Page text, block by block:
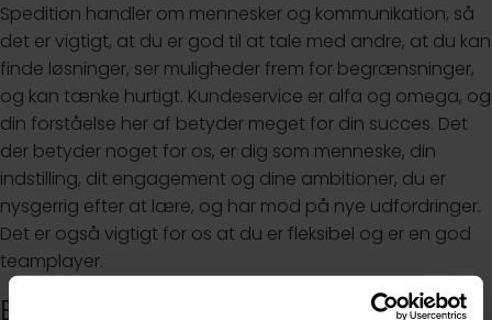
Spedition handler om mennesker og kommunikation, så
det er vigtigt, at du er god til at tale med andre, at du kan
finde løsninger, ser muligheder frem for begrænsninger,
og kan tænke hurtigt. Kundeservice er alfa og omega, og
din forståelse her af betyder meget for din succes. Det
der betyder noget for os, er dig som menneske, din
indstilling, dit engagement og dine ambitioner, du er
nysgerrig efter at lære, og har mod på nye udfordringer.
Det er også vigtigt for os at du er fleksibel og er en god
teamplayer.
Bliv en del af holdet